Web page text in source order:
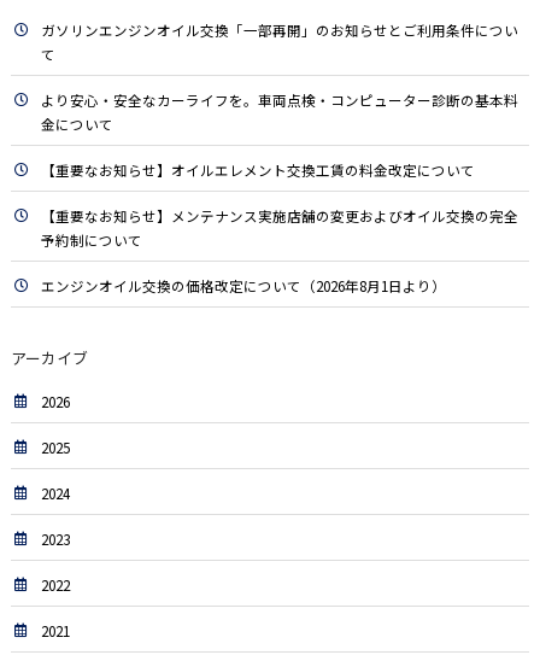
ガソリンエンジンオイル交換「一部再開」のお知らせとご利用条件につい
て
より安心・安全なカーライフを。車両点検・コンピューター診断の基本料
金について
【重要なお知らせ】オイルエレメント交換工賃の料金改定について
【重要なお知らせ】メンテナンス実施店舗の変更およびオイル交換の完全
予約制について
エンジンオイル交換の価格改定について（2026年8月1日より）
アーカイブ
2026
2025
2024
2023
2022
2021